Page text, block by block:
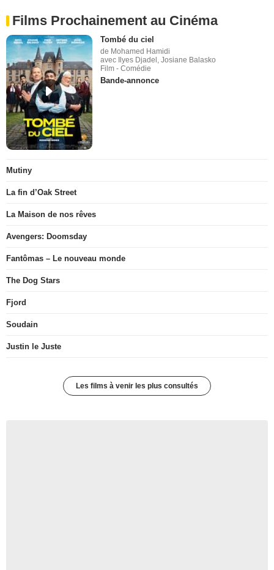
Films Prochainement au Cinéma
Tombé du ciel
de Mohamed Hamidi
avec Ilyes Djadel, Josiane Balasko
Film - Comédie
Bande-annonce
Mutiny
La fin d’Oak Street
La Maison de nos rêves
Avengers: Doomsday
Fantômas – Le nouveau monde
The Dog Stars
Fjord
Soudain
Justin le Juste
Les films à venir les plus consultés